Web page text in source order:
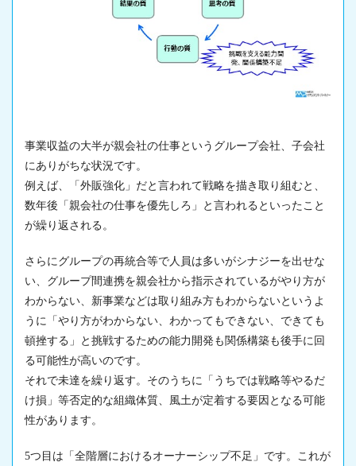
事業収益の大半が親会社の仕事というグループ会社、子会社
にありがちな状況です。
例えば、「外販強化」だと言われて戦略を描き取り組むと、
数年後「親会社の仕事を優先しろ」と言われるといったこと
が繰り返される。
さらにグループの再統合等で人員は多いがシナジーを出せな
い、グループ間連携を親会社から指示されているがやり方が
わからない、新事業などは取り組み方もわからないというよ
うに「やり方がわからない、わかってもできない、できても
頓挫する」と挑戦するための能力開発も関係構築も後手に回
る可能性が高いのです。
それで未達を繰り返す。そのうちに「うちでは戦略等やるだ
け損」等否定的な組織体質、風土が定着する要因となる可能
性があります。
5つ目は「全階層におけるオーナーシップ不足」です。これが